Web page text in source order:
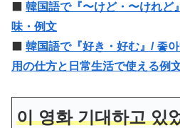
韓国語で『〜けど・〜けれど
味・例文
韓国語で『好き・好む』/ 좋
用の仕方と日常生活で使える例
이 영화 기대하고 있